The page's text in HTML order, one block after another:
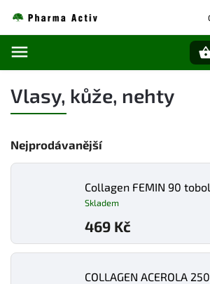
Vlasy, kůže, nehty
Nejprodávanější
Collagen FEMIN 90
Skladem
469 Kč
COLLAGEN ACEROLA